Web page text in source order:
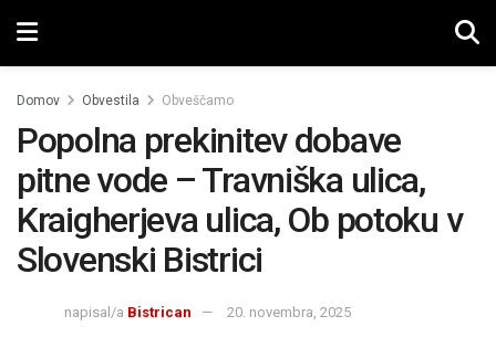
Domov Obvestila Obveščamo
Popolna prekinitev dobave
pitne vode – Travniška ulica,
Kraigherjeva ulica, Ob potoku v
Slovenski Bistrici
napisal/a Bistrican 20. novembra, 2025